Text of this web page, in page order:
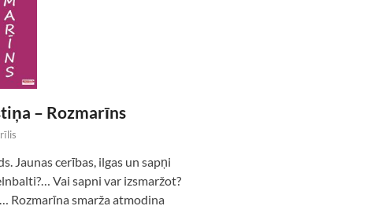
– Rozmarīns
Jaunas cerības, ilgas un sapņi
Vai sapni var izsmaržot?
Rozmarīna smarža atmodina